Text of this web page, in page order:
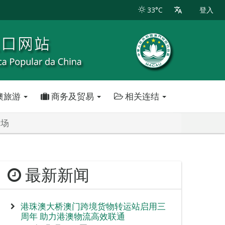
33°C 登入
旅游 商务及贸易 相关连结
最新新闻
港珠澳大桥澳门跨境货物转运站启用三
周年 助力港澳物流高效联通